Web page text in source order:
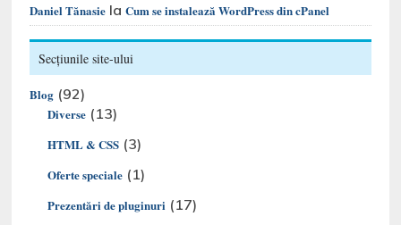
Daniel Tănasie laCum se instalează WordPress din cPanel
Secțiunile site-ului
Blog (92)
Diverse (13)
HTML & CSS (3)
Oferte speciale (1)
Prezentări de pluginuri (17)